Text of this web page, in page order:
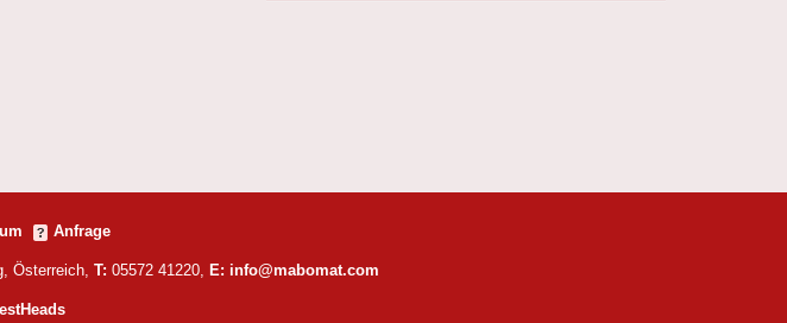
Anfrage
Österreich, T: 05572 41220, E: info@mabomat.com